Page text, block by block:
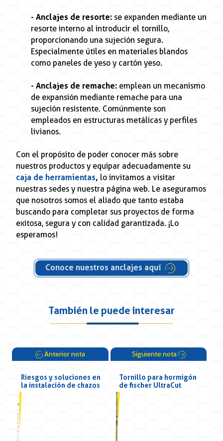
- Anclajes de resorte: se expanden mediante un
resorte interno al introducir el tornillo,
proporcionando una sujeción segura.
Especialmente útiles en materiales blandos
como paneles de yeso y cartón yeso.
- Anclajes de remache: emplean un mecanismo
de expansión mediante remache para una
sujeción resistente. Comúnmente son
empleados en estructuras metálicas y perfiles
livianos.
Con el propósito de poder conocer más sobre
nuestros productos y equipar adecuadamente su
caja de herramientas, lo invitamos a visitar
nuestras sedes y nuestra página web. Le aseguramos
que nosotros somos el aliado que tanto estaba
buscando para completar sus proyectos de forma
exitosa, segura y con calidad garantizada. ¡Lo
esperamos!
Conoce nuestros anclajes aquí
También le puede interesar
Anterior nota
Riesgos y soluciones en
la instalación de chazos
Siguiente nota
Tornillo para hormigón
de fischer UltraCut